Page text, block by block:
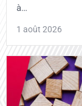
à…
1 août 2026